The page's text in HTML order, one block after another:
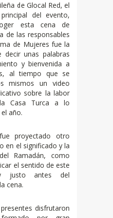
de Glocal Red, el
del evento,
esta cena de
de las responsables
de Mujeres fue la
decir unas palabras
y bienvenida a
al tiempo que se
mismos un video
sobre la labor
Casa Turca a lo
año.
proyectado otro
en el significado y la
Ramadán, como
el sentido de este
justo antes del
cena.
disfrutaron